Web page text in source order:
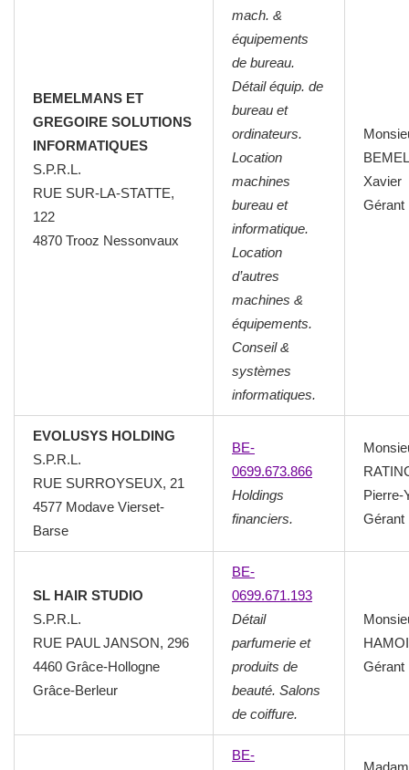
BEMELMANS ET
GREGOIRE SOLUTIONS
INFORMATIQUES
S.P.R.L.
RUE SUR-LA-STATTE,
122
4870 Trooz Nessonvaux
mach. &
équipements
de bureau.
Détail équip. de
bureau et
ordinateurs.
Location
machines
bureau et
informatique.
Location
d’autres
machines &
équipements.
Conseil &
systèmes
informatiques.
Xavier
Gérant
EVOLUSYS HOLDING
S.P.R.L.
RUE SURROYSEUX, 21
4577 Modave Vierset-
Barse
BE-
0699.673.866
Holdings
financiers.
Pierre-
Gérant
SL HAIR STUDIO
S.P.R.L.
RUE PAUL JANSON, 296
4460 Grâce-Hollogne
Grâce-Berleur
BE-
0699.671.193
Détail
parfumerie et
produits de
beauté. Salons
de coiffure.
Gérant
BE-